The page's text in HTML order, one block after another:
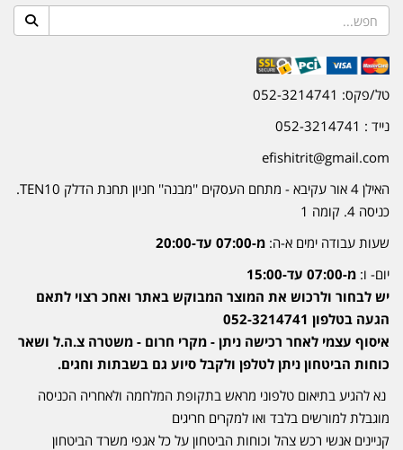
טל/פקס: 052-3214741
נייד : 052-3214741
efishitrit@gmail.com
האילן 4 אור עקיבא - מתחם העסקים ''מבנה'' חניון תחנת הדלק TEN10.
כניסה 4. קומה 1
שעות עבודה ימים א-ה: מ-07:00 עד-20:00
יום- ו: מ-07:00 עד-15:00
יש לבחור ולרכוש את המוצר המבוקש באתר ואחכ רצוי לתאם
הגעה בטלפון 052-3214741
איסוף עצמי לאחר רכישה ניתן - מקרי חרום - משטרה צ.ה.ל ושאר
כוחות הביטחון ניתן לטלפן ולקבל סיוע גם בשבתות וחגים.
נא להגיע בתיאום טלפוני מראש בתקופת המלחמה ולאחריה הכניסה
מוגבלת למורשים בלבד ואו למקרים חריגים
קניינים אנשי רכש צהל וכוחות הביטחון על כל אגפי משרד הביטחון